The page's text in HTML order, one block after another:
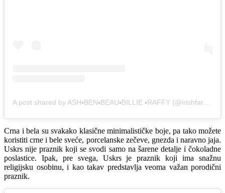
A post shared by ASH▪️BEN▪️BEAU▪️BILLIE ▪️RAFFY (@irishfarmhousereno)
Crna i bela su svakako klasične minimalističke boje, pa tako možete
koristiti crne i bele sveće, porcelanske zečeve, gnezda i naravno jaja.
Uskrs nije praznik koji se svodi samo na šarene detalje i čokoladne
poslastice. Ipak, pre svega, Uskrs je praznik koji ima snažnu
religijsku osobinu, i kao takav predstavlja veoma važan porodični
praznik.